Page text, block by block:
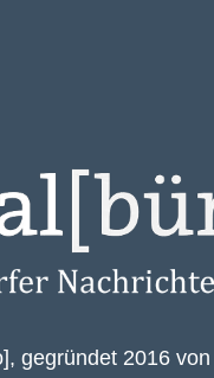
gegründet 2016